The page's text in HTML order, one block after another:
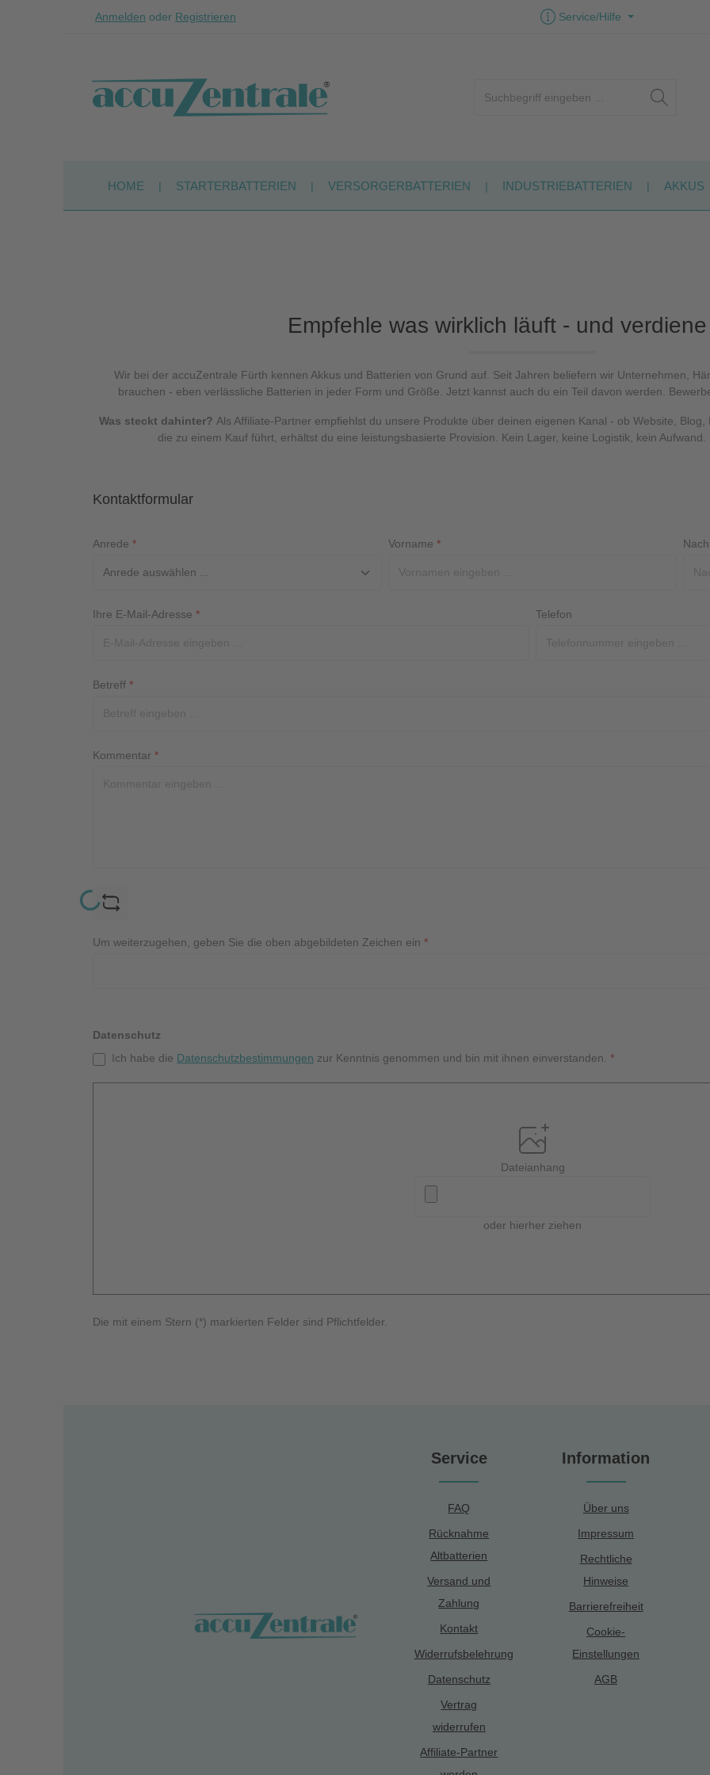
Zum Hauptinhalt springen
Zur Suche springen
Zur Hauptnavigation springen
Anmelden oder Registrieren Service/Hilfe
HOME STARTERBATTERIEN VERSORGERBATTERIEN INDUSTRIEBATTERIEN AKKUS
Empfehle was wirklich läuft - und
Wir bei der accuZentrale Fürth kennen Akkus und Batterien von Grund auf. Seit Jahren beliefern wir Unternehmen,
brauchen - eben verlässliche Batterien in jeder Form und Größe. Jetzt kannst auch du ein Teil davon werden.
Was steckt dahinter? Als Affiliate-Partner empfiehlst du unsere Produkte über deinen eigenen Kanal - ob Website,
die zu einem Kauf führt, erhältst du eine leistungsbasierte Provision. Kein Lager, keine Logistik, kein
Kontaktformular
Anrede * Vorname *
Ihre E-Mail-Adresse * Telefon
Betreff *
Kommentar *
Loading...
Um weiterzugehen, geben Sie die oben abgebildeten Zeichen ein *
Datenschutz
Ich habe die Datenschutzbestimmungen zur Kenntnis genommen und bin mit ihnen einverstanden. *
Dateianhang
oder hierher ziehen
Die mit einem Stern (*) markierten Felder sind Pflichtfelder.
Service
FAQ
Rücknahme
Altbatterien
Versand und
Zahlung
Kontakt
Widerrufsbelehrung
Datenschutz
Vertrag
widerrufen
Affiliate-Partner
Information
Über uns
Impressum
Rechtliche
Hinweise
Barrierefreiheit
Cookie-
Einstellungen
AGB